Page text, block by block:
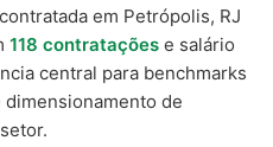
em Petrópolis, RJ
118 contratações e salário
central para benchmarks
de